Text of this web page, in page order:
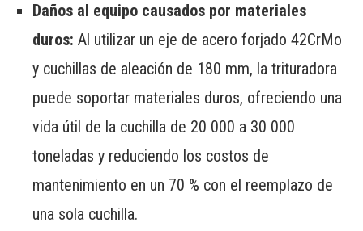
Daños al equipo causados ​​por materiales
duros: Al utilizar un eje de acero forjado 42CrMo
y cuchillas de aleación de 180 mm, la trituradora
puede soportar materiales duros, ofreciendo una
vida útil de la cuchilla de 20 000 a 30 000
toneladas y reduciendo los costos de
mantenimiento en un 70 % con el reemplazo de
una sola cuchilla.